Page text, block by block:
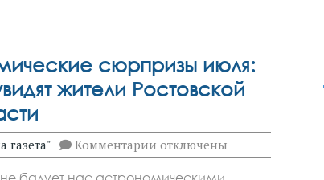
сюрпризы июля:
жители Ростовской
газета" Комментарии к
записи
отключены